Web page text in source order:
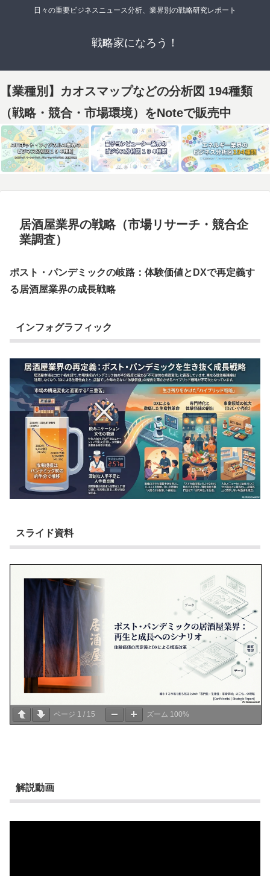
日々の重要ビジネスニュース分析、業界別の戦略研究レポート
戦略家になろう！
【業種別】カオスマップなどの分析図 194種類
（戦略・競合・市場環境）をNoteで販売中
居酒屋業界の戦略（市場リサーチ・競合企
業調査）
ポスト・パンデミックの岐路：体験価値とDXで再定義す
る居酒屋業界の成長戦略
インフォグラフィック
スライド資料
ページ 1 / 15 ズーム 100%
解説動画